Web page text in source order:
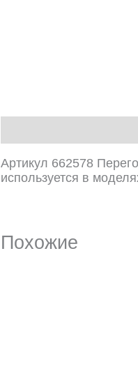
Артикул 662578
используется в
Похожие